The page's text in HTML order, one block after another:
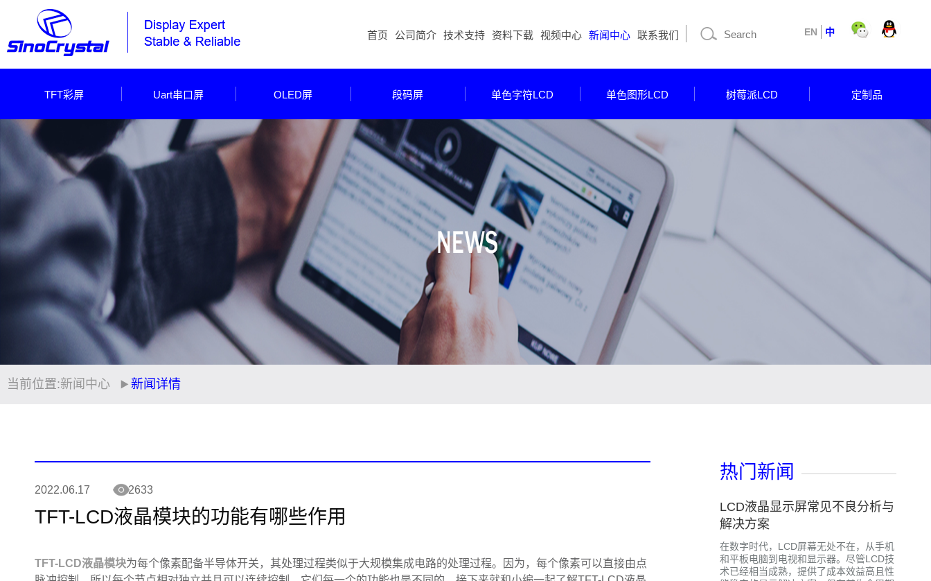
EN 中
首页 公司简介 技术支持 资料下载 视频中心 新闻中心 联系我们
TFT彩屏 Uart串口屏 OLED屏 段码屏 单色字符LCD 单色图形LCD 树莓派LCD 定制品
当前位置:新闻中心 新闻详情
2022.06.17 2633
TFT-LCD液晶模块的功能有哪些作用
TFT-LCD液晶模块为每个像素配备半导体开关，其处理过程类似于大规模集成电路的处理过程。因为，每个像素可以直接由点
热门新闻
LCD液晶显示屏常见不良分析与
解决方案
在数字时代，LCD屏幕无处不在，从手机
和平板电脑到电视和显示器。尽管LCD技
术已经相当成熟，提供了成本效益高且性